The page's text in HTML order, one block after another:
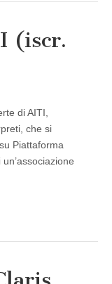
(iscr.
di AITI,
che si
Piattaforma